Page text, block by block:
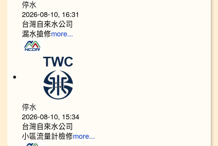
停水
2026-08-10, 16:31
台灣自來水公司
漏水搶修more...
停水
2026-08-10, 15:34
台灣自來水公司
小區流量計檢修more...